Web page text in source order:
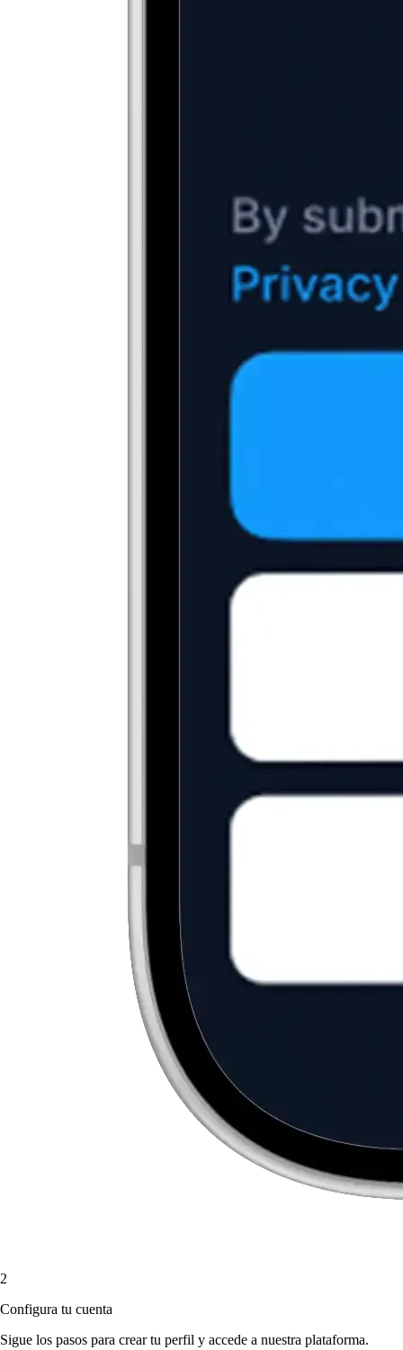
2
Configura tu cuenta
Sigue los pasos para crear tu perfil y accede a nuestra plataforma.